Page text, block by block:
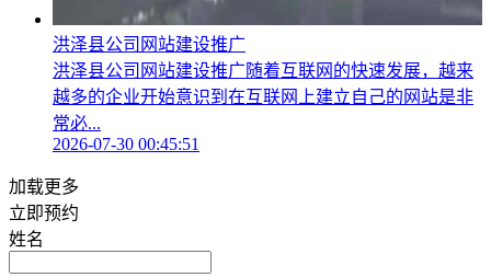
洪泽县公司网站建设推广
洪泽县公司网站建设推广随着互联网的快速发展，越来
越多的企业开始意识到在互联网上建立自己的网站是非
常必...
2026-07-30 00:45:51
加载更多
立即预约
姓名